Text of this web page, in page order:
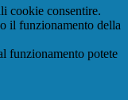
cookie consentire.
il funzionamento della
funzionamento potete